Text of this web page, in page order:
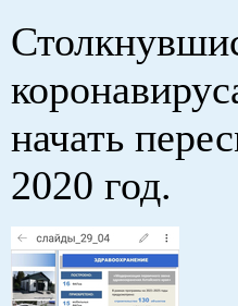
начать
2020 год.